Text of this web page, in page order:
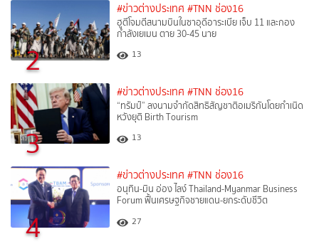
2
#ข่าวต่างประเทศ #TNN ช่อง16
ฮูตีโจมตีสนามบินในซาอุดีอาระเบีย เจ็บ 11 และกอง
กำลังเยเมน ตาย 30-45 นาย
13
3
#ข่าวต่างประเทศ #TNN ช่อง16
“ทรัมป์” ลงนามจำกัดสิทธิสัญชาติอเมริกันโดยกำเนิด
หวังยุติ Birth Tourism
13
4
#ข่าวต่างประเทศ #TNN ช่อง16
อนุทิน-มิน อ่อง ไลง์ Thailand-Myanmar Business
Forum ฟื้นเศรษฐกิจชายแดน-ยกระดับชีวิต
27